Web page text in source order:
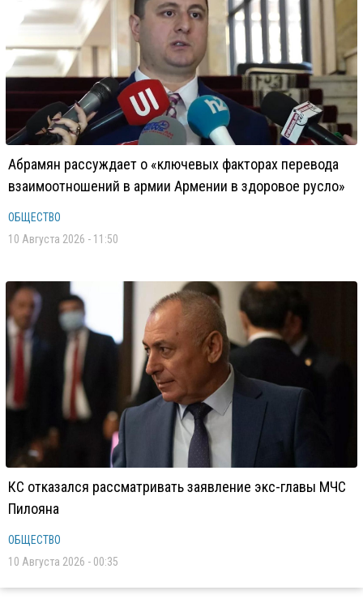
Абрамян рассуждает о «ключевых факторах перевода
взаимоотношений в армии Армении в здоровое русло»
ОБЩЕСТВО
10 Августа 2026 - 11:50
КС отказался рассматривать заявление экс-главы МЧС
Пилояна
ОБЩЕСТВО
10 Августа 2026 - 00:35